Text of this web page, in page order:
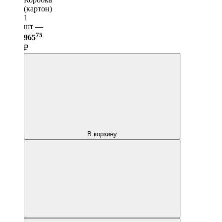
(картон)
1
шт —
96575
₽
В корзину